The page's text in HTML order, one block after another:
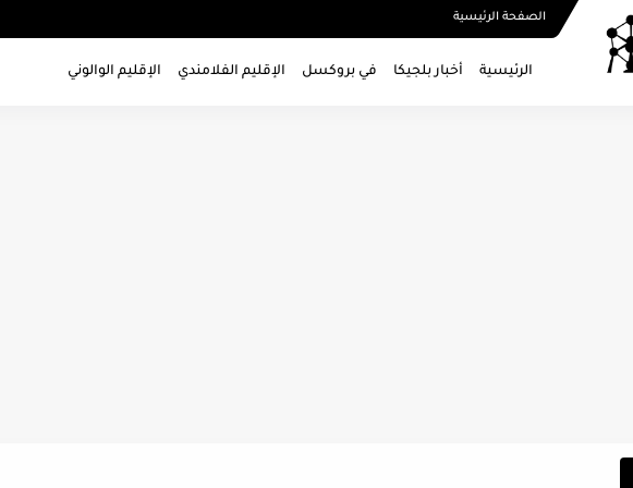
الصفحة الرئيسية
الرئيسية أخبار بلجيكا في بروكسل الإقليم الفلامندي الإقليم الوالوني